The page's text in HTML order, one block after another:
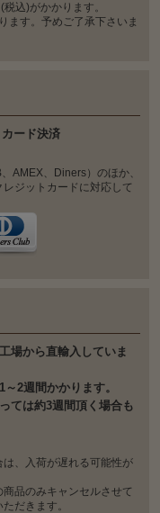
込)がかかります。
ます。予めご了承下さいま
ード決済
AMEX、Diners）のほか、
ジットカードに対応して
場から直輸入していま
2週間かかります。
ては約3週間頂く場合も
、入荷が遅れる可能性が
品のみキャンセルさせて
だきます。